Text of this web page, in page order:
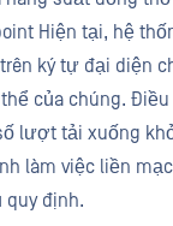
Hiện tại, hệ
ký tự đại diện
của chúng.
lượt tải xuống
làm việc liền
quy định.